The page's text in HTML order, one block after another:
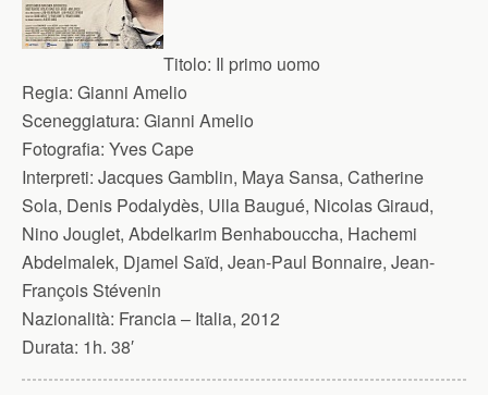
Titolo: Il primo uomo
Regia: Gianni Amelio
Sceneggiatura: Gianni Amelio
Fotografia: Yves Cape
Interpreti: Jacques Gamblin, Maya Sansa, Catherine
Sola, Denis Podalydès, Ulla Baugué, Nicolas Giraud,
Nino Jouglet, Abdelkarim Benhabouccha, Hachemi
Abdelmalek, Djamel Saïd, Jean-Paul Bonnaire, Jean-
François Stévenin
Nazionalità: Francia – Italia, 2012
Durata: 1h. 38′